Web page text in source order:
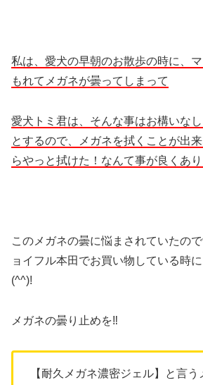
私は、愛犬の早朝のお散歩の時に、
もれてメガネが曇ってしまって
愛犬トミ君は、そんな事はお構いな
とするので、メガネを拭くことが出
らやっと拭けた！なんて事が良くあり
このメガネの曇に悩まされていたの
ョイフル本田でお買い物している時
(^^)!
メガネの曇り止めを‼
【耐久メガネ濃密ジェル】と言